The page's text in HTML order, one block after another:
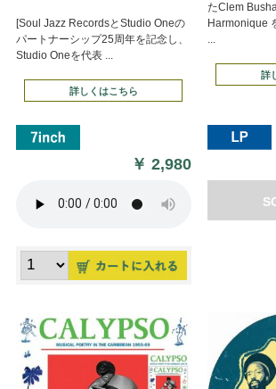
[Soul Jazz RecordsとStudio Oneの
パートナーシップ25周年を記念し、
Studio Oneを代表 ...
詳しくはこちら
￥2,980
たClem
Harmonique
...
詳